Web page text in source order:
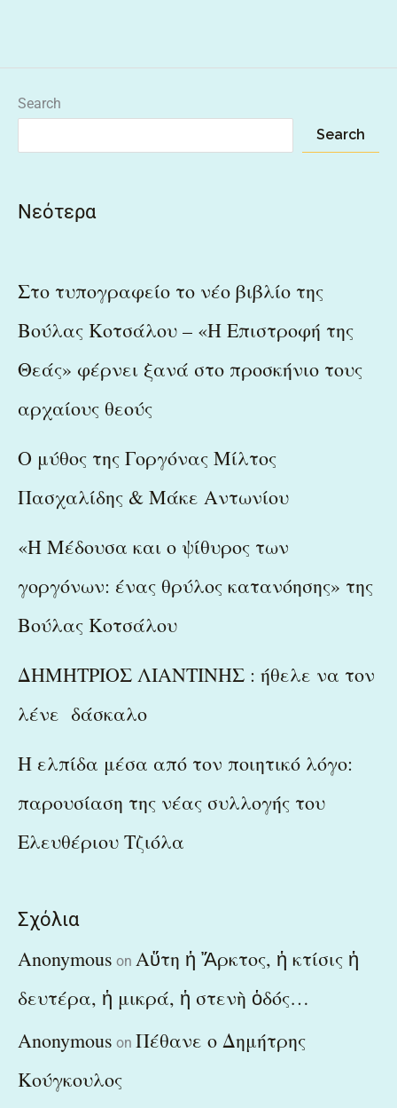
Search
Search
Νεότερα
Στο τυπογραφείο το νέο βιβλίο της
Βούλας Κοτσάλου – «Η Επιστροφή της
Θεάς» φέρνει ξανά στο προσκήνιο τους
αρχαίους θεούς
Ο μύθος της Γοργόνας Μίλτος
Πασχαλίδης & Μάκε Αντωνίου
«Η Μέδουσα και ο ψίθυρος των
γοργόνων: ένας θρύλος κατανόησης» της
Βούλας Κοτσάλου
ΔΗΜΗΤΡΙΟΣ ΛΙΑΝΤΙΝΗΣ : ήθελε να τον
λένε δάσκαλο
Η ελπίδα μέσα από τον ποιητικό λόγο:
παρουσίαση της νέας συλλογής του
Ελευθέριου Τζιόλα
Σχόλια
Anonymous on Αὕτη ἡ Ἄρκτος, ἡ κτίσις ἡ
δευτέρα, ἡ μικρά, ἡ στενὴ ὁδός…
Anonymous on Πέθανε ο Δημήτρης
Κούγκουλος